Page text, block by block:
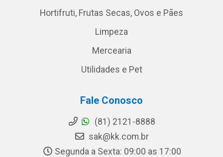
Hortifruti, Frutas Secas, Ovos e Pães
Limpeza
Mercearia
Utilidades e Pet
Fale Conosco
(81) 2121-8888
sak@kk.com.br
Segunda a Sexta: 09:00 as 17:00